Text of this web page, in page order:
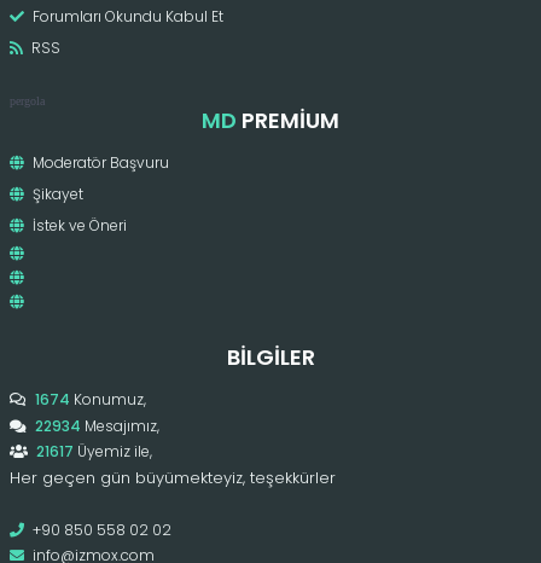
Forumları Okundu Kabul Et
RSS
pergola
MD PREMIUM
Moderatör Başvuru
Şikayet
İstek ve Öneri
BILGILER
1674 Konumuz,
22934 Mesajımız,
21617 Üyemiz ile,
Her geçen gün büyümekteyiz, teşekkürler
+90 850 558 02 02
info@izmox.com